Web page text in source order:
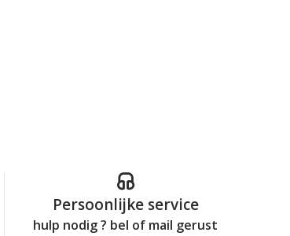
Persoonlijke service
hulp nodig ? bel of mail gerust